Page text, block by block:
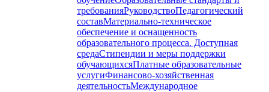
требованияРуководствоПедагогический
составМатериально-техническое
обеспечение и оснащенность
образовательного процесса. Доступная
средаСтипендии и меры поддержки
обучающихсяПлатные образовательные
услугиФинансово-хозяйственная
деятельностьМеждународное